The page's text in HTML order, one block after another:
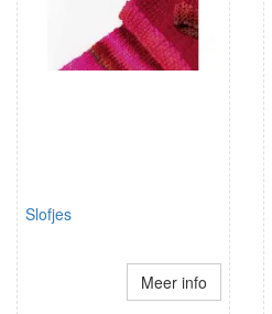
Slofjes
Meer info